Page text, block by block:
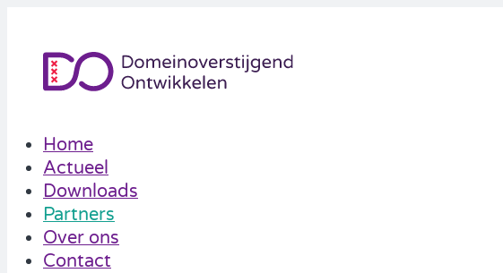
Home
Actueel
Downloads
Partners
Over ons
Contact